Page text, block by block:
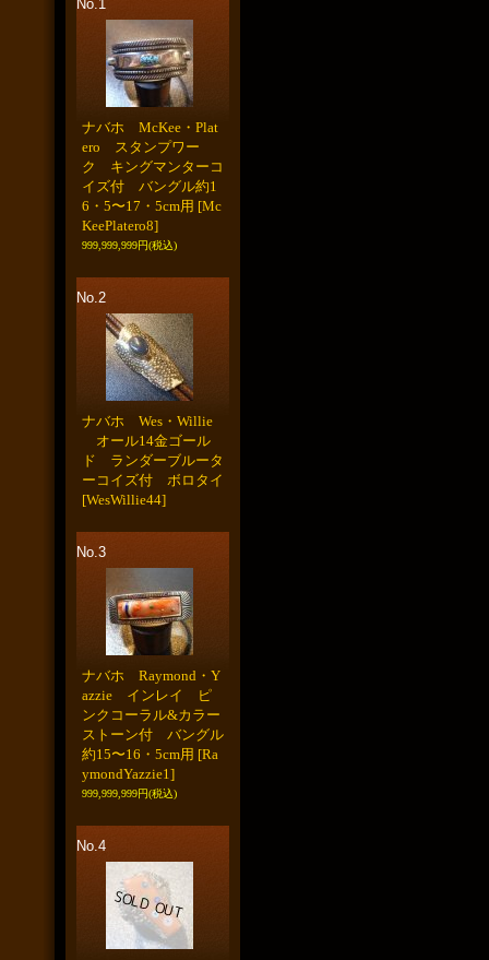
No.1
ナバホ McKee・Plat
ero スタンプワー
ク キングマンターコ
イズ付 バングル約1
6・5〜17・5cm用 [Mc
KeePlatero8]
999,999,999円(税込)
No.2
ナバホ Wes・Willie
オール14金ゴール
ド ランダーブルータ
ーコイズ付 ボロタイ
[WesWillie44]
No.3
ナバホ Raymond・Y
azzie インレイ ピ
ンクコーラル&カラー
ストーン付 バングル
約15〜16・5cm用 [Ra
ymondYazzie1]
999,999,999円(税込)
No.4